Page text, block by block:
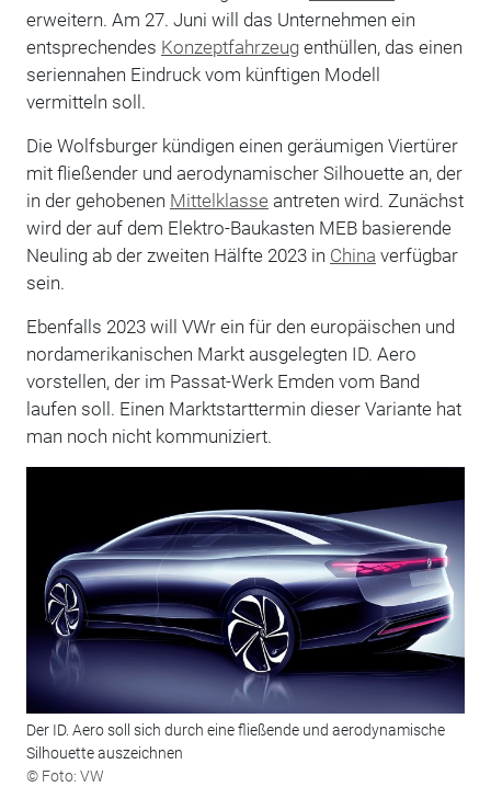
erweitern. Am 27. Juni will das Unternehmen ein
entsprechendes Konzeptfahrzeugenthüllen, das einen
seriennahen Eindruck vom künftigen Modell
vermitteln soll.
Die Wolfsburger kündigen einen geräumigen Viertürer
mit fließender und aerodynamischer Silhouette an, der
in der gehobenen Mittelklasse antreten wird. Zunächst
wird der auf dem Elektro-Baukasten MEB basierende
Neuling ab der zweiten Hälfte 2023 in China verfügbar
sein.
Ebenfalls 2023 will VWr ein für den europäischen und
nordamerikanischen Markt ausgelegten ID. Aero
vorstellen, der im Passat-Werk Emden vom Band
laufen soll. Einen Marktstarttermin dieser Variante hat
man noch nicht kommuniziert.
Der ID. Aero soll sich durch eine fließende und aerodynamische
Silhouette auszeichnen
© Foto: VW